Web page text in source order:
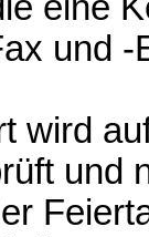
und
wird
und